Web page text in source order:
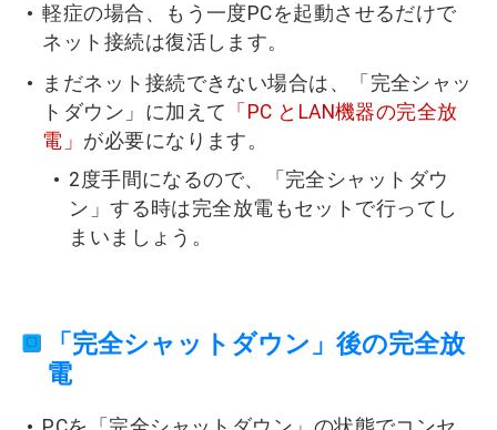
軽症の場合、もう一度PCを起動させるだけで
ネット接続は復活します。
まだネット接続できない場合は、「完全シャッ
トダウン」に加えて 「PC とLAN機器の完全放
電」 が必要になります。
2度手間になるので、「完全シャットダウ
ン」する時は完全放電もセットで行ってし
まいましょう。
「完全シャットダウン」後の完全放
電